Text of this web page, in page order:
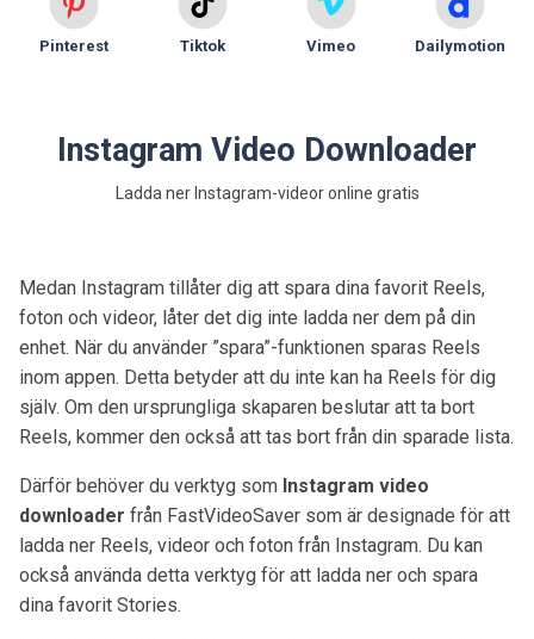
Pinterest Tiktok Vimeo Dailymotion
Instagram Video Downloader
Ladda ner Instagram-videor online gratis
Medan Instagram tillåter dig att spara dina favorit Reels,
foton och videor, låter det dig inte ladda ner dem på din
enhet. När du använder ”spara”-funktionen sparas Reels
inom appen. Detta betyder att du inte kan ha Reels för dig
själv. Om den ursprungliga skaparen beslutar att ta bort
Reels, kommer den också att tas bort från din sparade lista.
Därför behöver du verktyg som Instagram video
downloader från FastVideoSaver som är designade för att
ladda ner Reels, videor och foton från Instagram. Du kan
också använda detta verktyg för att ladda ner och spara
dina favorit Stories.